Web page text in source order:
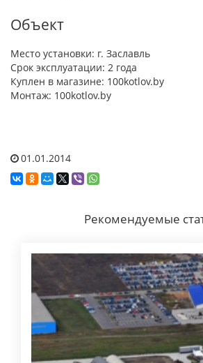
Объект
Место установки: г. Заславль
Срок эксплуатации: 2 года
Куплен в магазине: 100kotlov.by
Монтаж: 100kotlov.by
01.01.2014
Рекомендуемые